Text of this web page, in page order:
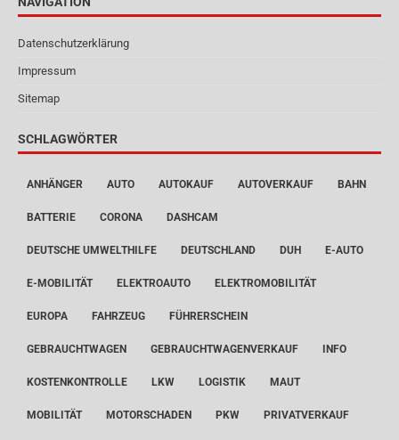
Datenschutzerklärung
Impressum
Sitemap
SCHLAGWÖRTER
ANHÄNGER AUTO AUTOKAUF AUTOVERKAUF BAHN
BATTERIE CORONA DASHCAM
DEUTSCHE UMWELTHILFE DEUTSCHLAND DUH E-AUTO
E-MOBILITÄT ELEKTROAUTO ELEKTROMOBILITÄT
EUROPA FAHRZEUG FÜHRERSCHEIN
GEBRAUCHTWAGEN GEBRAUCHTWAGENVERKAUF INFO
KOSTENKONTROLLE LKW LOGISTIK MAUT
MOBILITÄT MOTORSCHADEN PKW PRIVATVERKAUF